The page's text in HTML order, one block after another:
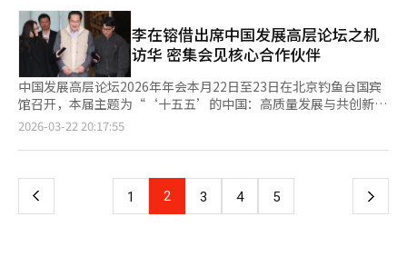
内人士认为这是供应链角色变化的信号。代工厂部门也迎来了变
化。尽管曾因收益不佳而传出分拆传闻，但李在镕选择维持并强化
代工厂业务。三星电子成功获得英伟达AI芯片“Groq 3 LPU”的
生产订单，显示出供应链结构的变化。三星电子在内存和代工厂领
域同时供应的能力具有重要意义。业内认为，三星电子已为扩大其
在AI半导体全价值链中的影响力奠定了基础。市场关注已转向下一
阶段。三星电子正在推进HBM4E、HBM5等下一代产品的开发，
未来能否拉开技术差距备受关注。业内人士表示：“HBM组织重
组后，开发速度和完成度同时提升，三星在英伟达供应链中的影响
辑。
蒂姆·库克、大众集团会长奥利弗·布鲁姆、梅赛德斯-奔驰集团
会长奥拉·卡莱纽斯、道达尔能源会长兼CEO帕特里克·普亚内等
全球企业高管。韩国方面，SK海力士代表理事社长郭鲁正也将出
席。李会长计划在论坛后继续留在中国，与北京及周边地区的半导
体、汽车电子和AI相关的主要合作伙伴会面。北京是小米、京东、
百度、字节跳动等中国主要平台和移动公司总部所在地。去年，李
会长在论坛后访问了小米电动车工厂，与小米会长雷军讨论了汽车
电子业务合作。随后，他还访问了位于广东省深圳的全球最大电动
车企业比亚迪总部。※ 本报道经人工智能（AI）系统翻译与编辑。
李在镕借出席中国发展高层论坛之机
访华 密集会见核心合作伙伴
中国发展高层论坛2026年年会本月22日至23日在北京钓鱼台国宾
馆召开，本届主题为“‘十五五’的中国：高质量发展与共创新机
遇”。 本届论坛将有88位跨国企业代表参会，包括三星电子会长
克、大众汽车全球管理董事会主席奥博穆、梅赛德斯-奔驰集团股
邦快递、西门子、辉瑞、博通、万事达卡等跨国企业的首席执行官
也出席了本次论坛。与去年79位跨国企业CEO相比，今年论坛规模
2026-03-22 20:17:55
上
页
1 2 3 4 5 下